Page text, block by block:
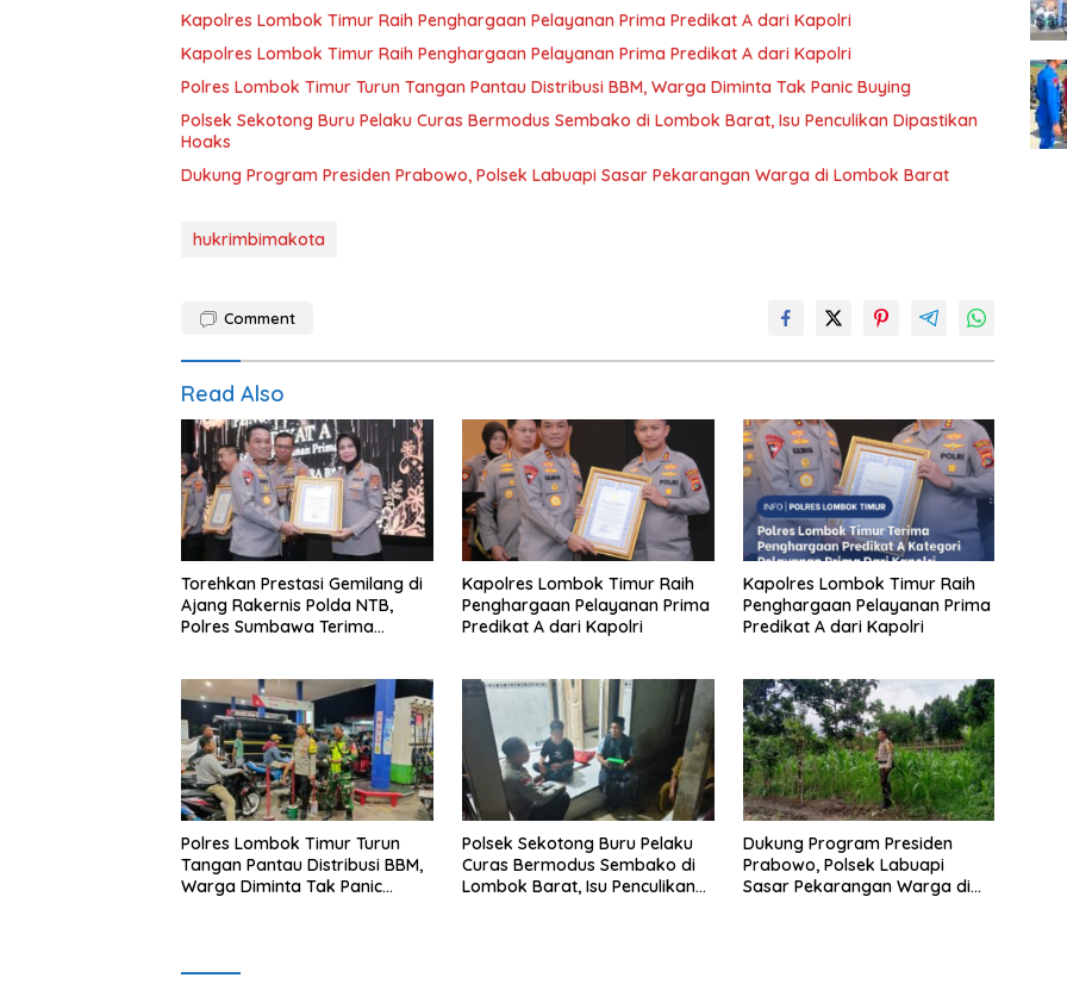
Kapolres Lombok Timur Raih Penghargaan Pelayanan Prima Predikat A dari Kapolri
Kapolres Lombok Timur Raih Penghargaan Pelayanan Prima Predikat A dari Kapolri
Polres Lombok Timur Turun Tangan Pantau Distribusi BBM, Warga Diminta Tak Panic Buying
Polsek Sekotong Buru Pelaku Curas Bermodus Sembako di Lombok Barat, Isu Penculikan Dipastikan
Hoaks
Dukung Program Presiden Prabowo, Polsek Labuapi Sasar Pekarangan Warga di Lombok Barat
hukrimbimakota
Comment
Read Also
Torehkan Prestasi Gemilang di
Ajang Rakernis Polda NTB,
Polres Sumbawa Terima
Kapolres Lombok Timur Raih
Penghargaan Pelayanan Prima
Predikat A dari Kapolri
Kapolres Lombok Timur Raih
Penghargaan Pelayanan Prima
Predikat A dari Kapolri
Polres Lombok Timur Turun
Tangan Pantau Distribusi BBM,
Warga Diminta Tak Panic
Polsek Sekotong Buru Pelaku
Curas Bermodus Sembako di
Lombok Barat, Isu Penculikan
Dukung Program Presiden
Prabowo, Polsek Labuapi
Sasar Pekarangan Warga di